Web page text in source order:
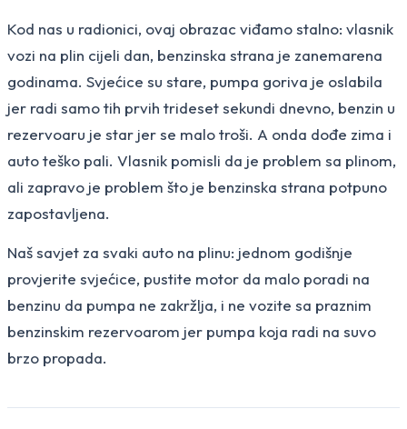
Kod nas u radionici, ovaj obrazac viđamo stalno: vlasnik
vozi na plin cijeli dan, benzinska strana je zanemarena
godinama. Svjećice su stare, pumpa goriva je oslabila
jer radi samo tih prvih trideset sekundi dnevno, benzin u
rezervoaru je star jer se malo troši. A onda dođe zima i
auto teško pali. Vlasnik pomisli da je problem sa plinom,
ali zapravo je problem što je benzinska strana potpuno
zapostavljena.
Naš savjet za svaki auto na plinu: jednom godišnje
provjerite svjećice, pustite motor da malo poradi na
benzinu da pumpa ne zakržlja, i ne vozite sa praznim
benzinskim rezervoarom jer pumpa koja radi na suvo
brzo propada.